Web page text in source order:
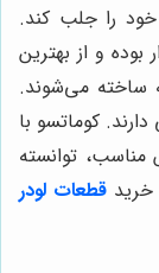
خود را جلب کند.
بوده و از بهترین
ساخته می‌شوند.
کوماتسو با
توانسته
قطعات لودر